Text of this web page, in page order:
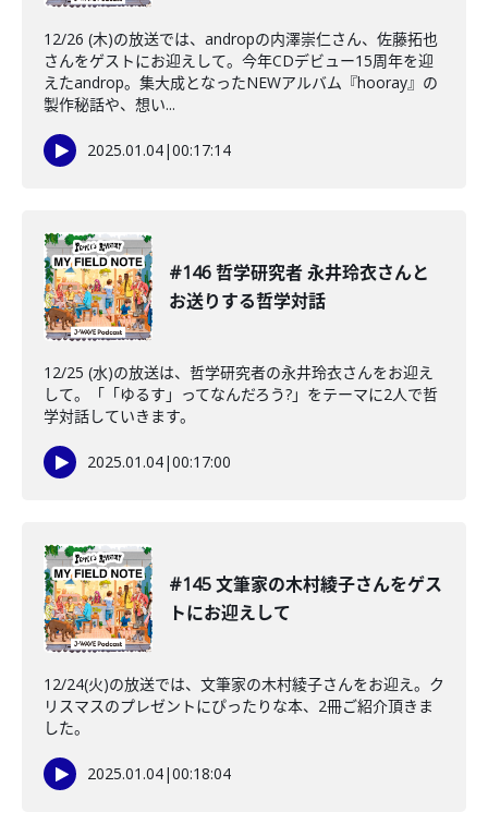
12/26 (木)の放送では、andropの内澤崇仁さん、佐藤拓也
さんをゲストにお迎えして。今年CDデビュー15周年を迎
えたandrop。集大成となったNEWアルバム『hooray』の
製作秘話や、想い...
2025.01.04|00:17:14
#146 哲学研究者 永井玲衣さんと
お送りする哲学対話
12/25 (水)の放送は、哲学研究者の永井玲衣さんをお迎え
して。「「ゆるす」ってなんだろう?」をテーマに2人で哲
学対話していきます。
2025.01.04|00:17:00
#145 文筆家の木村綾子さんをゲス
トにお迎えして
12/24(火)の放送では、文筆家の木村綾子さんをお迎え。ク
リスマスのプレゼントにぴったりな本、2冊ご紹介頂きま
した。
2025.01.04|00:18:04